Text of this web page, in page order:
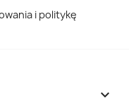
i politykę
